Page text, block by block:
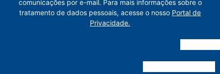
comunicações por e-mail. Para mais informações sobre o
tratamento de dados pessoais, acesse o nosso Portal de
Privacidade.